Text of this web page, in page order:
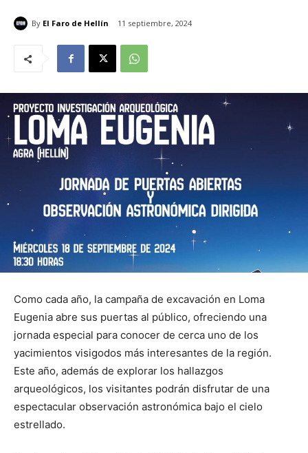
By El Faro de Hellín 11 septiembre, 2024
Como cada año, la campaña de excavación en Loma
Eugenia abre sus puertas al público, ofreciendo una
jornada especial para conocer de cerca uno de los
yacimientos visigodos más interesantes de la región.
Este año, además de explorar los hallazgos
arqueológicos, los visitantes podrán disfrutar de una
espectacular observación astronómica bajo el cielo
estrellado.